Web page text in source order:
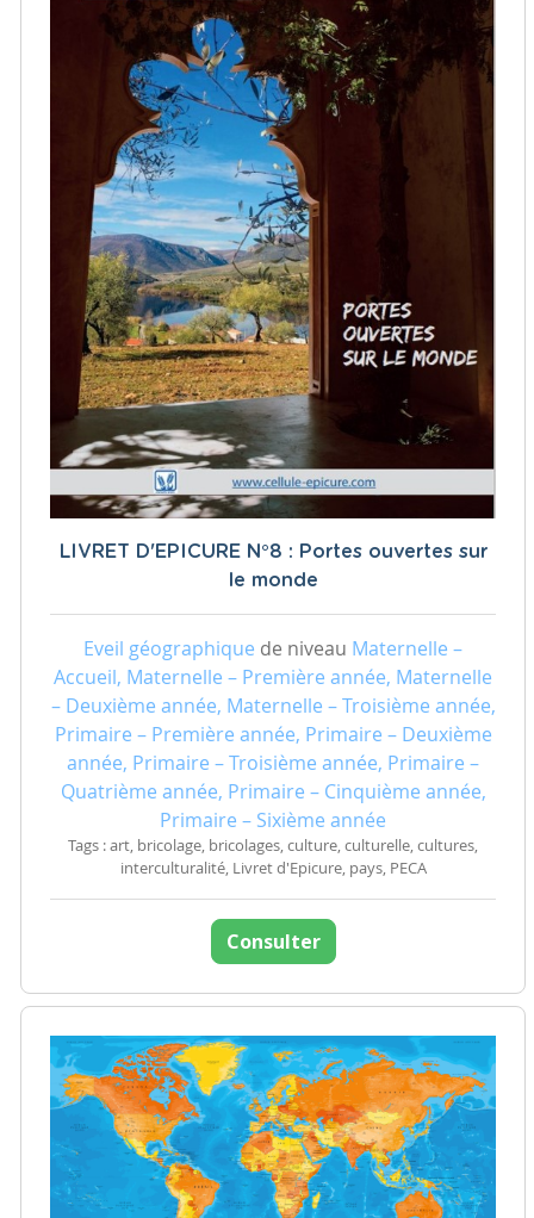
LIVRET D'EPICURE N°8 : Portes ouvertes sur
le monde
Eveil géographique de niveau Maternelle –
Accueil, Maternelle – Première année, Maternelle
– Deuxième année, Maternelle – Troisième année,
Primaire – Première année, Primaire – Deuxième
année, Primaire – Troisième année, Primaire –
Quatrième année, Primaire – Cinquième année,
Primaire – Sixième année
Tags : art, bricolage, bricolages, culture, culturelle, cultures,
interculturalité, Livret d'Epicure, pays, PECA
Consulter